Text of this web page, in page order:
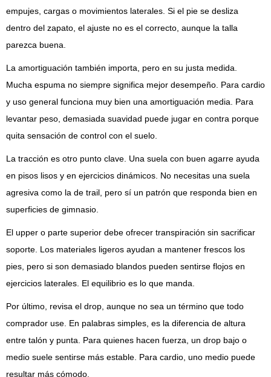
empujes, cargas o movimientos laterales. Si el pie se desliza
dentro del zapato, el ajuste no es el correcto, aunque la talla
parezca buena.
La amortiguación también importa, pero en su justa medida.
Mucha espuma no siempre significa mejor desempeño. Para cardio
y uso general funciona muy bien una amortiguación media. Para
levantar peso, demasiada suavidad puede jugar en contra porque
quita sensación de control con el suelo.
La tracción es otro punto clave. Una suela con buen agarre ayuda
en pisos lisos y en ejercicios dinámicos. No necesitas una suela
agresiva como la de trail, pero sí un patrón que responda bien en
superficies de gimnasio.
El upper o parte superior debe ofrecer transpiración sin sacrificar
soporte. Los materiales ligeros ayudan a mantener frescos los
pies, pero si son demasiado blandos pueden sentirse flojos en
ejercicios laterales. El equilibrio es lo que manda.
Por último, revisa el drop, aunque no sea un término que todo
comprador use. En palabras simples, es la diferencia de altura
entre talón y punta. Para quienes hacen fuerza, un drop bajo o
medio suele sentirse más estable. Para cardio, uno medio puede
resultar más cómodo.